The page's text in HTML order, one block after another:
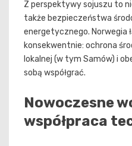
Z perspektywy sojuszu to
także bezpieczeństwa
energetycznego. Norwegia
konsekwentnie: ochrona
lokalnej (w tym Samów) i
sobą współgrać.
Nowoczesne
współpraca